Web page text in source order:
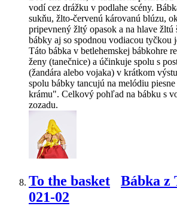
vodí cez drážku v podlahe scény.
sukňu, žlto-červenú károvanú blúzu,
pripevnený žltý opasok a na hlave žltú
bábky aj so spodnou vodiacou tyčkou
Táto bábka v betlehemskej bábkohre
ženy (tanečnice) a účinkuje spolu s
(žandára alebo vojaka) v krátkom
spolu bábky tancujú na melódiu
krámu". Celkový pohľad na bábku s
zozadu.
To the basket
Bábka z
021-02